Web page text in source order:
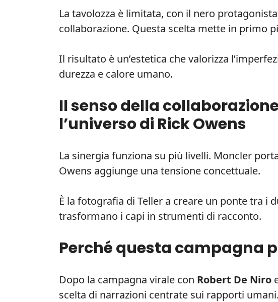
La tavolozza è limitata, con il nero
collaborazione. Questa scelta mette in primo
Il risultato è un’estetica che valorizza
durezza e calore umano.
Il senso della
l’universo di Rick Owens
La sinergia funziona su più livelli. Moncler
Owens aggiunge una tensione concettuale.
È la fotografia di Teller a creare un ponte tra i
trasformano i capi in strumenti di racconto.
Perché questa campagna
Dopo la campagna virale con Robert De Niro
scelta di narrazioni centrate sui rapporti